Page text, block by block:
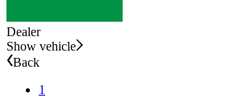
Dealer
Show vehicle
Back
1